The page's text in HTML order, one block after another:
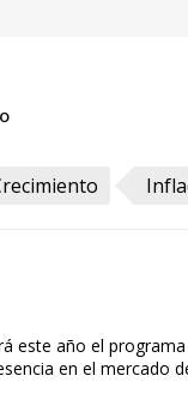
este año el
en el mercado